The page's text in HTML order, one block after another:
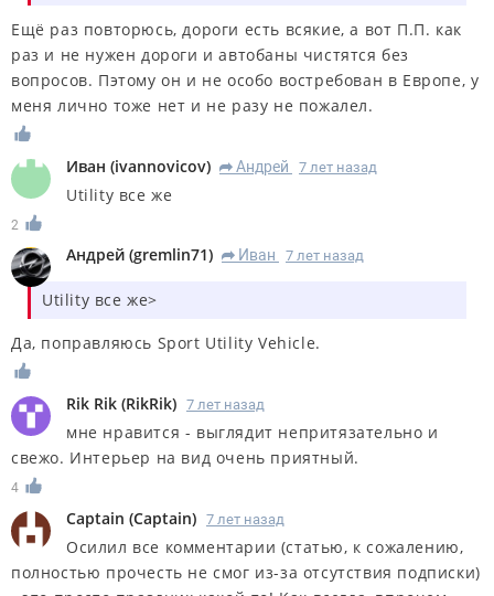
Ещё раз повторюсь, дороги есть всякие, а вот П.П. как
раз и не нужен дороги и автобаны чистятся без
вопросов. Пэтому он и не особо востребован в Европе, у
меня лично тоже нет и не разу не пожалел.
Иван (ivannovicov) R Андрей 7 лет назад
Utility все же
2
Андрей (gremlin71) R Иван 7 лет назад
Utility все же>
Да, поправляюсь Sport Utility Vehicle.
Rik Rik (RikRik) 7 лет назад
мне нравится - выглядит непритязательно и
свежо. Интерьер на вид очень приятный.
4
Captain (Captain) 7 лет назад
Осилил все комментарии (статью, к сожалению,
полностью прочесть не смог из-за отсутствия подписки)